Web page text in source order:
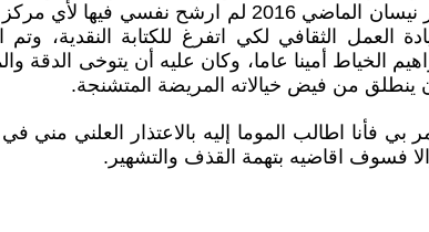
قد نظمت في شهر نيسان الماضي 2016 لم ارشح
العمل الثقافي لكي اتفرغ للكتابة النقدية،
الخياط أمينا عاما، وكان عليه أن يتوخى
أن ينطلق من فيض خيالاته المريضة المتشنجة.
بي فأنا اطالب الموما إليه بالاعتذار العلني
فسوف اقاضيه بتهمة القذف والتشهير.